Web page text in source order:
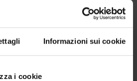
Informazioni sui cookie
i cookie
VEDI MAPPA